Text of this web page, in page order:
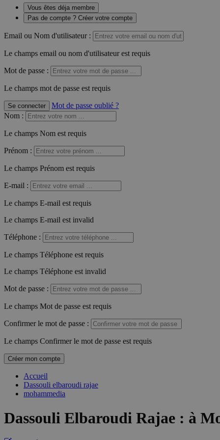
Vous êtes déja membre
Pas de compte ? Créer votre compte
Email ou Nom d'utilisateur :
Le champs email ou nom d'utilisateur est requis
Mot de passe :
Le champs mot de passe est requis
Se connecter
Mot de passe oublié ?
Nom :
Le champs Nom est requis
Prénom :
Le champs Prénom est requis
E-mail :
Le champs E-mail est requis
Le champs E-mail est invalid
Téléphone :
Le champs Téléphone est requis
Le champs Téléphone est invalid
Mot de passe :
Le champs Mot de passe est requis
Confirmer le mot de passe :
Le champs Confirmer le mot de passe est requis
Créer mon compte
Accueil
Dassouli elbaroudi rajae
mohammedia
Dassouli Elbaroudi Rajae : à